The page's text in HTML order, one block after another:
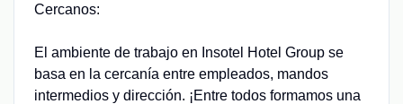
Cercanos:
El ambiente de trabajo en Insotel Hotel Group se
basa en la cercanía entre empleados, mandos
intermedios y dirección. ¡Entre todos formamos una